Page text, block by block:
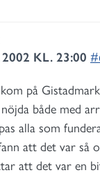
2002 KL. 23:00
på
både med
alla som
att det var så
att det var en